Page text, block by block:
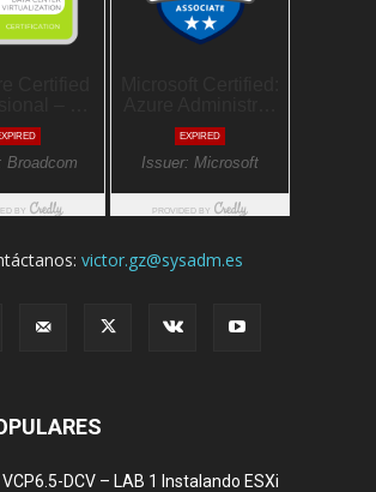
victor.gz@sysadm.es
VCP6.5-DCV – LAB 1 Instalando ESXi